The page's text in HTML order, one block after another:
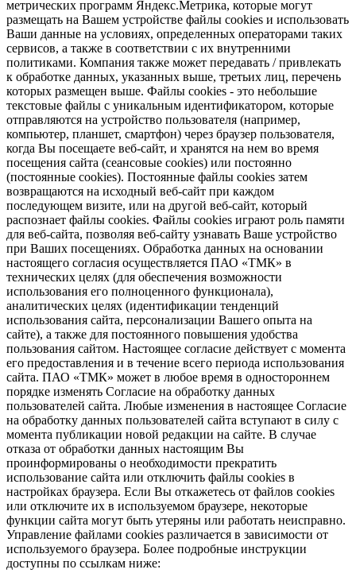
метрических программ Яндекс.Метрика, которые могут
размещать на Вашем устройстве файлы cookies и использовать
Ваши данные на условиях, определенных операторами таких
сервисов, а также в соответствии с их внутренними
политиками. Компания также может передавать / привлекать
к обработке данных, указанных выше, третьих лиц, перечень
которых размещен выше. Файлы cookies - это небольшие
текстовые файлы с уникальным идентификатором, которые
отправляются на устройство пользователя (например,
компьютер, планшет, смартфон) через браузер пользователя,
когда Вы посещаете веб-сайт, и хранятся на нем во время
посещения сайта (сеансовые cookies) или постоянно
(постоянные cookies). Постоянные файлы cookies затем
возвращаются на исходный веб-сайт при каждом
последующем визите, или на другой веб-сайт, который
распознает файлы cookies. Файлы cookies играют роль памяти
для веб-сайта, позволяя веб-сайту узнавать Ваше устройство
при Ваших посещениях. Обработка данных на основании
настоящего согласия осуществляется ПАО «ТМК» в
технических целях (для обеспечения возможности
использования его полноценного функционала),
аналитических целях (идентификации тенденций
использования сайта, персонализации Вашего опыта на
сайте), а также для постоянного повышения удобства
пользования сайтом. Настоящее согласие действует с момента
его предоставления и в течение всего периода использования
сайта. ПАО «ТМК» может в любое время в одностороннем
порядке изменять Согласие на обработку данных
пользователей сайта. Любые изменения в настоящее Согласие
на обработку данных пользователей сайта вступают в силу с
момента публикации новой редакции на сайте. В случае
отказа от обработки данных настоящим Вы
проинформированы о необходимости прекратить
использование сайта или отключить файлы cookies в
настройках браузера. Если Вы откажетесь от файлов cookies
или отключите их в используемом браузере, некоторые
функции сайта могут быть утеряны или работать неисправно.
Управление файлами cookies различается в зависимости от
используемого браузера. Более подробные инструкции
доступны по ссылкам ниже: